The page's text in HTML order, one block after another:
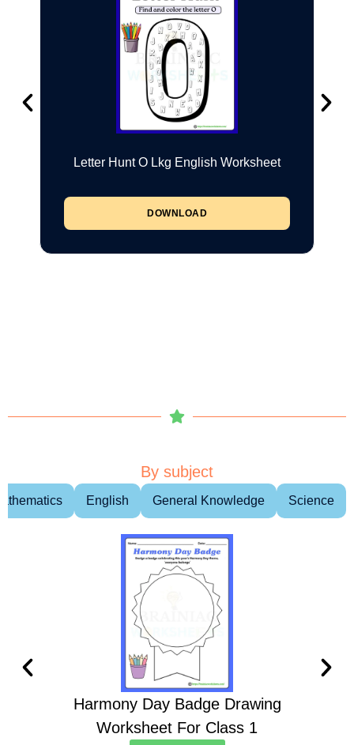
Letter Hunt O Lkg English Worksheet
DOWNLOAD
By subject
English General Knowledge Science
Harmony Day Badge Drawing
Worksheet For Class 1